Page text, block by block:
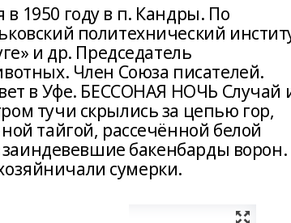
1950 году в п. Кандры. По
политехнический
и др. Председатель
Член Союза писателей.
в Уфе. БЕССОНАЯ НОЧЬ Случай
тучи скрылись за цепью гор,
тайгой, рассечённой белой
заиндевевшие бакенбарды ворон.
сумерки.